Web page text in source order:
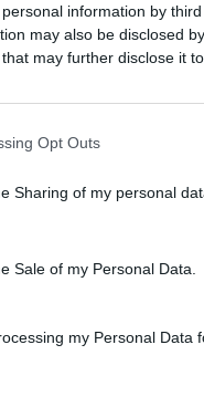
information by
may also be disclosed
that may further disclose it
Opt Outs
Sharing of my personal
Sale of my Personal Data.
my Personal Data